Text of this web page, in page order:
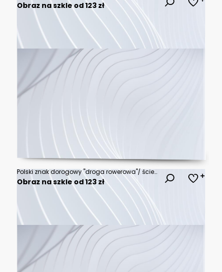
Obraz na szkle od 123 zł
Polski znak dorogowy "droga rowerowa"/ ścieżka rowerowa" / "droga dla rowerów" | Polish road sign "bike route"/ "bike lane"/ "bike parh"
Obraz na szkle od 123 zł